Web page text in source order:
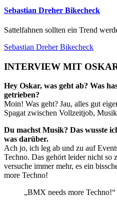
Sebastian Dreher Bikecheck
Sattelfahnen sollten ein Trend
Sebastian Dreher Bikecheck
INTERVIEW MIT
Hey Oskar, was geht ab? Was
getrieben?
Moin! Was geht? Jau, alles gut
Spagat zwischen Vollzeitjob,
Du machst Musik? Das wusste
was darüber.
Ach jo, ich leg ab und zu auf
Techno. Das gehört leider nicht so
versuche immer mehr, es ein
more Techno!
„BMX needs more Techno!“